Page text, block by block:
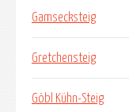
Gamsecksteig
Gretchensteig
Göbl Kühn-Steig